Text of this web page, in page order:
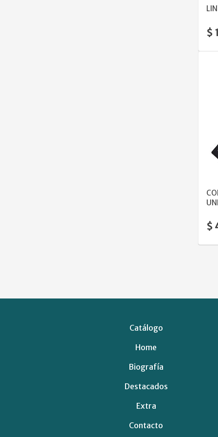
$
$
Catálogo
Home
Biografía
Destacados
Extra
Contacto